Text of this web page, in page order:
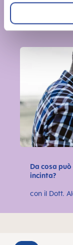
Se vuoi
fertile per
Da cosa
incinta?
con il Dott.